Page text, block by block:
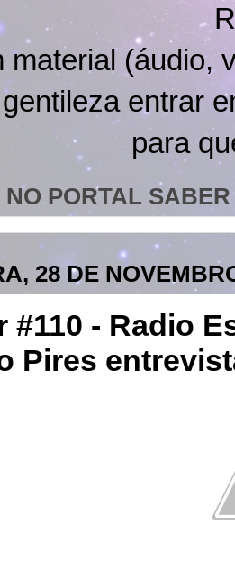
material (áudio,
entrar
para
PORTAL
28 DE
#110 - Radio
Pires